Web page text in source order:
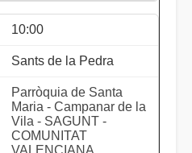
10:00
Sants de la Pedra
Parròquia de Santa
Maria - Campanar de la
Vila - SAGUNT -
COMUNITAT